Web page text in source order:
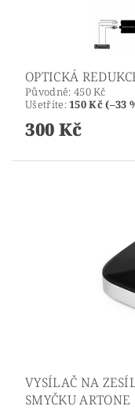
OPTICKÁ
Původně: 450 Kč
Ušetříte:150 Kč (–33
300 Kč
VYSÍLAČ NA
SMYČKU ARTONE